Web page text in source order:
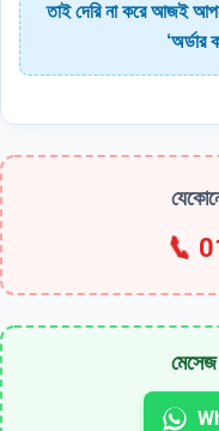
তাই দেরি না করে আজই
📞
মেসেজ